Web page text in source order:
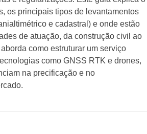
os principais tipos de levantamentos
e cadastral) e onde estão
de atuação, da construção civil ao
como estruturar um serviço
como GNSS RTK e drones,
na precificação e no